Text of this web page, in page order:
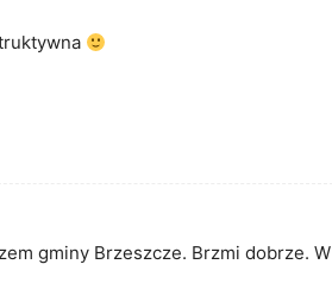
gminy Brzeszcze. Brzmi dobrze. W